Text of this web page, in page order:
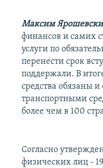
Максим
финансов и самих
услуги по
перенести срок
поддержали. В
средства обязаны
транспортными
более чем в 100
Согласно
физических лиц -